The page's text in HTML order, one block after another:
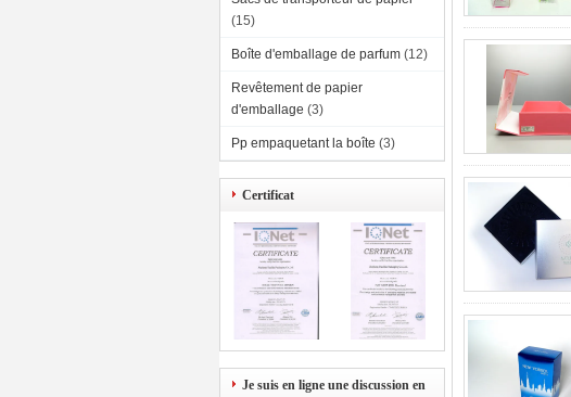
(15)
Boîte d'emballage de parfum (12)
Revêtement de papier
d'emballage (3)
Pp empaquetant la boîte (3)
Certificat
Je suis en ligne une discussion en